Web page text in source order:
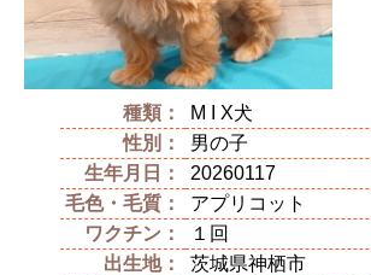
種類：
M I X犬
性別：
男の子
生年月日：
20260117
毛色・毛質：
アプリコット
ワクチン：
１回
出生地：
茨城県神栖市